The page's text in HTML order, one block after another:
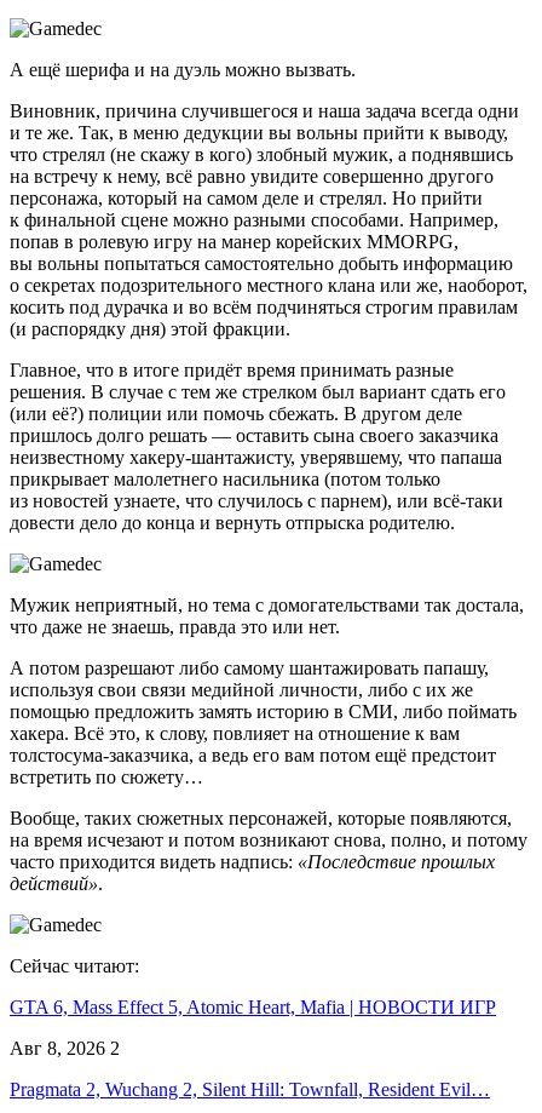
А ещё шерифа и на дуэль можно вызвать.
Виновник, причина случившегося и наша задача всегда одни
и те же. Так, в меню дедукции вы вольны прийти к выводу,
что стрелял (не скажу в кого) злобный мужик, а поднявшись
на встречу к нему, всё равно увидите совершенно другого
персонажа, который на самом деле и стрелял. Но прийти
к финальной сцене можно разными способами. Например,
попав в ролевую игру на манер корейских MMORPG,
вы вольны попытаться самостоятельно добыть информацию
о секретах подозрительного местного клана или же, наоборот,
косить под дурачка и во всём подчиняться строгим правилам
(и распорядку дня) этой фракции.
Главное, что в итоге придёт время принимать разные
решения. В случае с тем же стрелком был вариант сдать его
(или её?) полиции или помочь сбежать. В другом деле
пришлось долго решать — оставить сына своего заказчика
неизвестному хакеру-шантажисту, уверявшему, что папаша
прикрывает малолетнего насильника (потом только
из новостей узнаете, что случилось с парнем), или всё-таки
довести дело до конца и вернуть отпрыска родителю.
Мужик неприятный, но тема с домогательствами так достала,
что даже не знаешь, правда это или нет.
А потом разрешают либо самому шантажировать папашу,
используя свои связи медийной личности, либо с их же
помощью предложить замять историю в СМИ, либо поймать
хакера. Всё это, к слову, повлияет на отношение к вам
толстосума-заказчика, а ведь его вам потом ещё предстоит
встретить по сюжету…
Вообще, таких сюжетных персонажей, которые появляются,
на время исчезают и потом возникают снова, полно, и потому
часто приходится видеть надпись: «Последствие прошлых
действий».
Сейчас читают:
GTA 6, Mass Effect 5, Atomic Heart, Mafia | НОВОСТИ ИГР
Авг 8, 2026 2
Pragmata 2, Wuchang 2, Silent Hill: Townfall, Resident Evil…